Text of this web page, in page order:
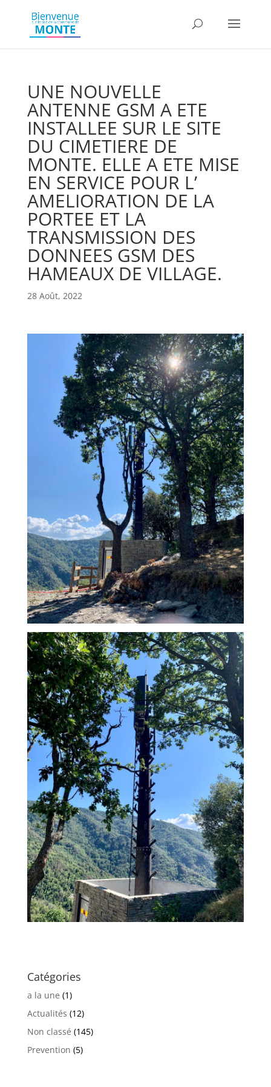
UNE NOUVELLE
ANTENNE GSM A ETE
INSTALLEE SUR LE SITE
DU CIMETIERE DE
MONTE. ELLE A ETE MISE
EN SERVICE POUR L’
AMELIORATION DE LA
PORTEE ET LA
TRANSMISSION DES
DONNEES GSM DES
HAMEAUX DE VILLAGE.
28 Août, 2022
Catégories
a la une (1)
Actualités (12)
Non classé (145)
Prevention (5)